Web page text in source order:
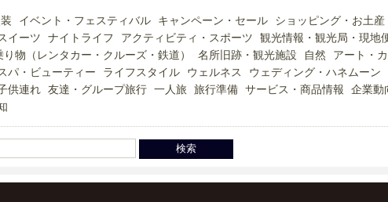
イベント・フェスティバル キャンペーン・セール ショッピング・お土産
イーツ ナイトライフ アクティビティ・スポーツ 観光情報・観光局・現地
り物（レンタカー・クルーズ・鉄道） 名所旧跡・観光施設 自然 アート・
パ・ビューティー ライフスタイル ウェルネス ウェディング・ハネムーン
供連れ 友達・グループ旅行 一人旅 旅行準備 サービス・商品情報 企業動